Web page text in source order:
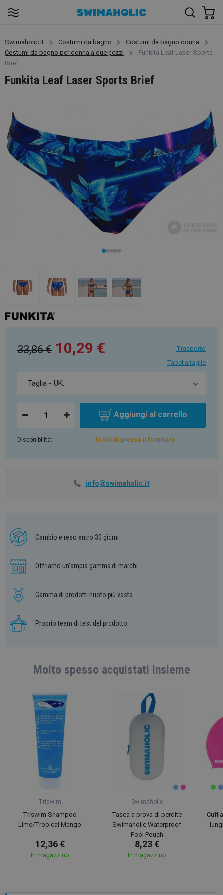
Swimaholic.it Costumi da bagno
Costumi da bagno donna
Costumi da bagno per donna a due pezzi
Funkita Leaf Laser Sports
Brief
Funkita Leaf Laser Sports Brief
33,86 € 10,29 €
Trasporto
Tabella taglie
Aggiungi al carrello
Disponibilità: In stock presso il fornitore
info@swimaholic.it
Cambio e reso entro 30 giorni
Offriamo un’ampia gamma di marchi
Gamma di prodotti nuoto più vasta
Proprio team di test del prodotto.
Molto spesso acquistati insieme
Triswim
Triswim Shampoo
Lime/Tropical Mango
12,36 €
In magazzino
Swimaholic
Tasca a prova di perdite
Swimaholic Waterproof
Pool Pouch
8,23 €
In magazzino